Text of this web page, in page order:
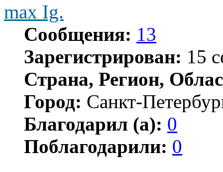
max Ig.
Сообщения: 13
Зарегистрирован: 15
Страна, Регион,
Город: Санкт-
Благодарил (а): 0
Поблагодарили: 0